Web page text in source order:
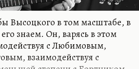
Высоцкого в том масштабе, в
знаем. Он, варясь в этом
с Любимовым,
взаимодействуя с